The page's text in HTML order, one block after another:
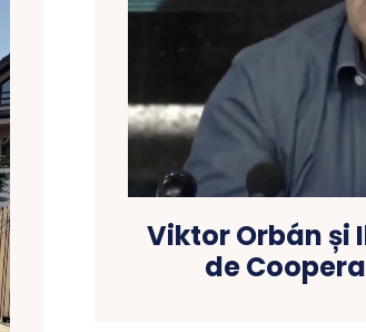
Viktor Orbán și
de